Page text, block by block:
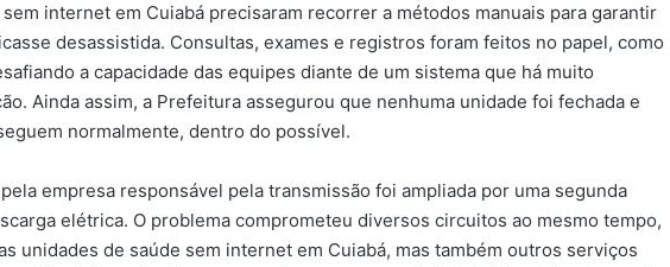
internet em Cuiabá precisaram recorrer a métodos manuais para garantir
desassistida. Consultas, exames e registros foram feitos no papel, como
a capacidade das equipes diante de um sistema que há muito
Ainda assim, a Prefeitura assegurou que nenhuma unidade foi fechada e
normalmente, dentro do possível.
empresa responsável pela transmissão foi ampliada por uma segunda
elétrica. O problema comprometeu diversos circuitos ao mesmo tempo,
unidades de saúde sem internet em Cuiabá, mas também outros serviços